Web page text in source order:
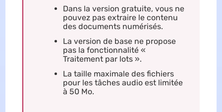
Dans la version gratuite, vous ne
pouvez pas extraire le contenu
des documents numérisés.
La version de base ne propose
pas la fonctionnalité «
Traitement par lots ».
La taille maximale des fichiers
pour les tâches audio est limitée
à 50 Mo.